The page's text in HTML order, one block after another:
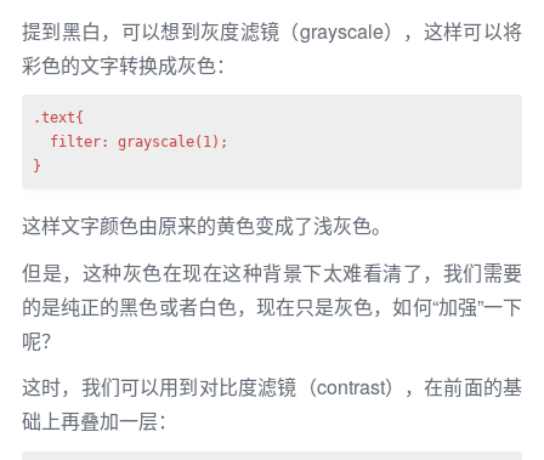
提到黑白，可以想到灰度滤镜（grayscale），这样可以将
彩色的文字转换成灰色：
.text{
  filter: grayscale(1);
}
这样文字颜色由原来的黄色变成了浅灰色。
但是，这种灰色在现在这种背景下太难看清了，我们需要
的是纯正的黑色或者白色，现在只是灰色，如何“加强”一下
呢？
这时，我们可以用到对比度滤镜（contrast），在前面的基
础上再叠加一层：